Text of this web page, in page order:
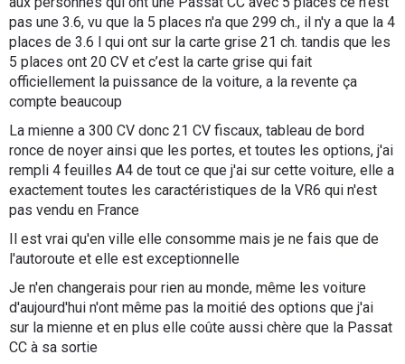
Marques
pas une 3.6, vu que la 5 places n'a que 299 ch., il n'y a que la 4
places de 3.6 l qui ont sur la carte grise 21 ch. tandis que les
5 places ont 20 CV et c’est la carte grise qui fait
officiellement la puissance de la voiture, a la revente ça
compte beaucoup
La mienne a 300 CV donc 21 CV fiscaux, tableau de bord
ronce de noyer ainsi que les portes, et toutes les options, j'ai
rempli 4 feuilles A4 de tout ce que j'ai sur cette voiture, elle a
exactement toutes les caractéristiques de la VR6 qui n'est
pas vendu en France
Il est vrai qu'en ville elle consomme mais je ne fais que de
l'autoroute et elle est exceptionnelle
Je n'en changerais pour rien au monde, même les voiture
d'aujourd'hui n'ont même pas la moitié des options que j'ai
sur la mienne et en plus elle coûte aussi chère que la Passat
CC à sa sortie